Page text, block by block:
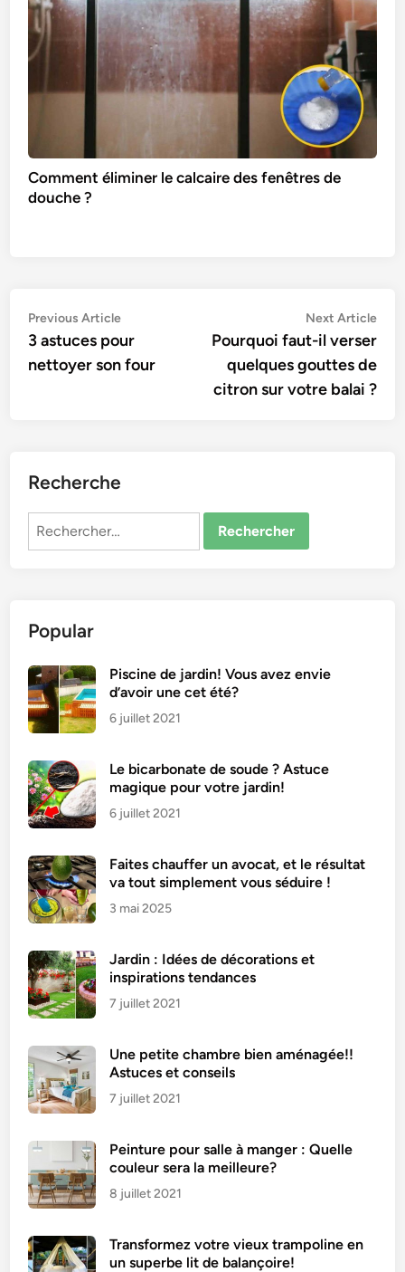
Comment éliminer le calcaire des fenêtres de
douche ?
Navigation
de
l’article
Previous ArticlePrevious
article:
3 astuces pour
nettoyer son four
Next Article
Pourquoi faut-il verser
quelques gouttes de
citron sur votre balai ?
Recherche
Rechercher :
Popular
Piscine de jardin! Vous avez envie
d’avoir une cet été?
6 juillet 2021
Le bicarbonate de soude ? Astuce
magique pour votre jardin!
6 juillet 2021
Faites chauffer un avocat, et le résultat
va tout simplement vous séduire !
3 mai 2025
Jardin : Idées de décorations et
inspirations tendances
7 juillet 2021
Une petite chambre bien aménagée!!
Astuces et conseils
7 juillet 2021
Peinture pour salle à manger : Quelle
couleur sera la meilleure?
8 juillet 2021
Transformez votre vieux trampoline en
un superbe lit de balançoire!